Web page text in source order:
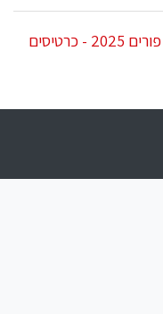
M-FEST חוות רונית פורים 2025 - כרטיסים